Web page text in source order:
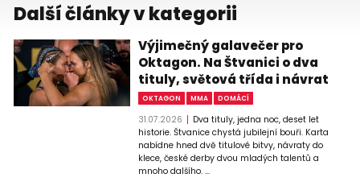
Další články v kategorii
Výjimečný galavečer pro
Oktagon. Na Štvanici o dva
tituly, světová třída i návrat
OKTAGON MMA DOMÁCÍ
31.07.2026
Dva tituly, jedna noc, deset let
historie. Štvanice chystá jubilejní bouři. Karta
nabídne hned dvě titulové bitvy, návraty do
klece, české derby dvou mladých talentů a
mnoho dalšího. ...